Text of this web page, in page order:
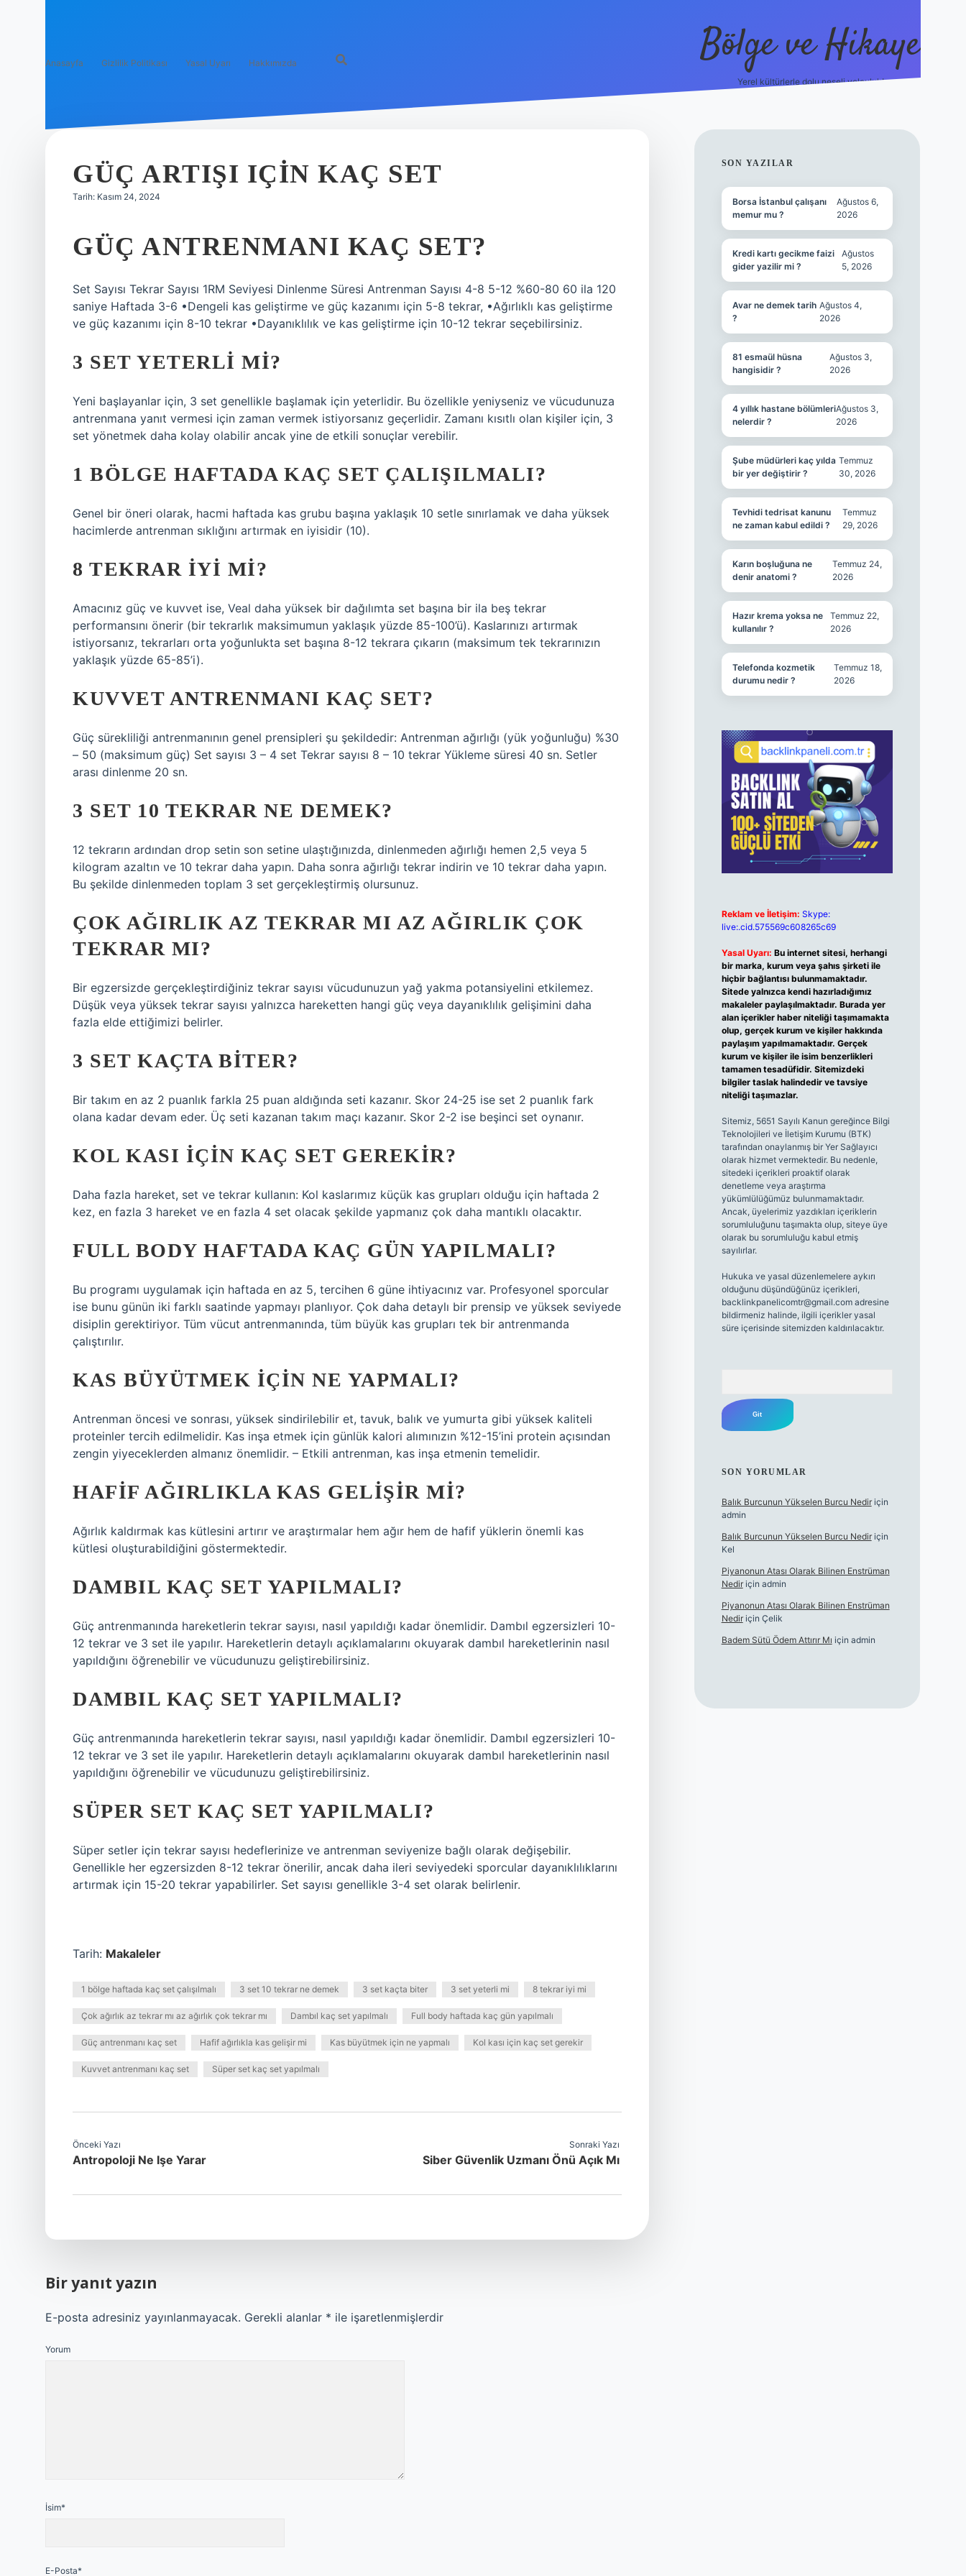
Anasayfa Gizlilik Politikası Yasal Uyarı Hakkımızda Bölge ve Hikaye
Yerel kültürlerle dolu neşeli yolculuk!
GÜÇ ARTIŞI IÇIN KAÇ SET
Tarih: Kasım 24, 2024
GÜÇ ANTRENMANI KAÇ SET?
Set Sayısı Tekrar Sayısı 1RM Seviyesi Dinlenme Süresi Antrenman Sayısı 4-8 5-12 %60-80 60 ila 120
saniye Haftada 3-6 •Dengeli kas geliştirme ve güç kazanımı için 5-8 tekrar, •Ağırlıklı kas geliştirme
ve güç kazanımı için 8-10 tekrar •Dayanıklılık ve kas geliştirme için 10-12 tekrar seçebilirsiniz.
3 SET YETERLI MI?
Yeni başlayanlar için, 3 set genellikle başlamak için yeterlidir. Bu özellikle yeniyseniz ve vücudunuza
antrenmana yanıt vermesi için zaman vermek istiyorsanız geçerlidir. Zamanı kısıtlı olan kişiler için, 3
set yönetmek daha kolay olabilir ancak yine de etkili sonuçlar verebilir.
1 BÖLGE HAFTADA KAÇ SET ÇALIŞILMALI?
Genel bir öneri olarak, hacmi haftada kas grubu başına yaklaşık 10 setle sınırlamak ve daha yüksek
hacimlerde antrenman sıklığını artırmak en iyisidir (10).
8 TEKRAR IYI MI?
Amacınız güç ve kuvvet ise, Veal daha yüksek bir dağılımta set başına bir ila beş tekrar
performansını önerir (bir tekrarlık maksimumun yaklaşık yüzde 85-100’ü). Kaslarınızı artırmak
istiyorsanız, tekrarları orta yoğunlukta set başına 8-12 tekrara çıkarın (maksimum tek tekrarınızın
yaklaşık yüzde 65-85’i).
KUVVET ANTRENMANI KAÇ SET?
Güç sürekliliği antrenmanının genel prensipleri şu şekildedir: Antrenman ağırlığı (yük yoğunluğu) %30
– 50 (maksimum güç) Set sayısı 3 – 4 set Tekrar sayısı 8 – 10 tekrar Yükleme süresi 40 sn. Setler
arası dinlenme 20 sn.
3 SET 10 TEKRAR NE DEMEK?
12 tekrarın ardından drop setin son setine ulaştığınızda, dinlenmeden ağırlığı hemen 2,5 veya 5
kilogram azaltın ve 10 tekrar daha yapın. Daha sonra ağırlığı tekrar indirin ve 10 tekrar daha yapın.
Bu şekilde dinlenmeden toplam 3 set gerçekleştirmiş olursunuz.
ÇOK AĞIRLIK AZ TEKRAR MI AZ AĞIRLIK ÇOK
TEKRAR MI?
Bir egzersizde gerçekleştirdiğiniz tekrar sayısı vücudunuzun yağ yakma potansiyelini etkilemez.
Düşük veya yüksek tekrar sayısı yalnızca hareketten hangi güç veya dayanıklılık gelişimini daha
fazla elde ettiğimizi belirler.
3 SET KAÇTA BITER?
Bir takım en az 2 puanlık farkla 25 puan aldığında seti kazanır. Skor 24-25 ise set 2 puanlık fark
olana kadar devam eder. Üç seti kazanan takım maçı kazanır. Skor 2-2 ise beşinci set oynanır.
KOL KASI IÇIN KAÇ SET GEREKIR?
Daha fazla hareket, set ve tekrar kullanın: Kol kaslarımız küçük kas grupları olduğu için haftada 2
kez, en fazla 3 hareket ve en fazla 4 set olacak şekilde yapmanız çok daha mantıklı olacaktır.
FULL BODY HAFTADA KAÇ GÜN YAPILMALI?
Bu programı uygulamak için haftada en az 5, tercihen 6 güne ihtiyacınız var. Profesyonel sporcular
ise bunu günün iki farklı saatinde yapmayı planlıyor. Çok daha detaylı bir prensip ve yüksek seviyede
disiplin gerektiriyor. Tüm vücut antrenmanında, tüm büyük kas grupları tek bir antrenmanda
çalıştırılır.
KAS BÜYÜTMEK IÇIN NE YAPMALI?
Antrenman öncesi ve sonrası, yüksek sindirilebilir et, tavuk, balık ve yumurta gibi yüksek kaliteli
proteinler tercih edilmelidir. Kas inşa etmek için günlük kalori alımınızın %12-15’ini protein açısından
zengin yiyeceklerden almanız önemlidir. – Etkili antrenman, kas inşa etmenin temelidir.
HAFIF AĞIRLIKLA KAS GELIŞIR MI?
Ağırlık kaldırmak kas kütlesini artırır ve araştırmalar hem ağır hem de hafif yüklerin önemli kas
kütlesi oluşturabildiğini göstermektedir.
DAMBIL KAÇ SET YAPILMALI?
Güç antrenmanında hareketlerin tekrar sayısı, nasıl yapıldığı kadar önemlidir. Dambıl egzersizleri 10-
12 tekrar ve 3 set ile yapılır. Hareketlerin detaylı açıklamalarını okuyarak dambıl hareketlerinin nasıl
yapıldığını öğrenebilir ve vücudunuzu geliştirebilirsiniz.
DAMBIL KAÇ SET YAPILMALI?
Güç antrenmanında hareketlerin tekrar sayısı, nasıl yapıldığı kadar önemlidir. Dambıl egzersizleri 10-
12 tekrar ve 3 set ile yapılır. Hareketlerin detaylı açıklamalarını okuyarak dambıl hareketlerinin nasıl
yapıldığını öğrenebilir ve vücudunuzu geliştirebilirsiniz.
SÜPER SET KAÇ SET YAPILMALI?
Süper setler için tekrar sayısı hedeflerinize ve antrenman seviyenize bağlı olarak değişebilir.
Genellikle her egzersizden 8-12 tekrar önerilir, ancak daha ileri seviyedeki sporcular dayanıklılıklarını
artırmak için 15-20 tekrar yapabilirler. Set sayısı genellikle 3-4 set olarak belirlenir.
Tarih: Makaleler
1 bölge haftada kaç set çalışılmalı 3 set 10 tekrar ne demek 3 set kaçta biter 3 set yeterli mi 8 tekrar iyi mi
Çok ağırlık az tekrar mı az ağırlık çok tekrar mı Dambıl kaç set yapılmalı Full body haftada kaç gün yapılmalı
Güç antrenmanı kaç set Hafif ağırlıkla kas gelişir mi Kas büyütmek için ne yapmalı Kol kası için kaç set gerekir
Kuvvet antrenmanı kaç set Süper set kaç set yapılmalı
Önceki Yazı
Antropoloji Ne Işe Yarar
Sonraki Yazı
Siber Güvenlik Uzmanı Önü Açık Mı
Bir yanıt yazın
E-posta adresiniz yayınlanmayacak. Gerekli alanlar * ile işaretlenmişlerdir
Yorum
İsim*
E-Posta*
SIDEBAR
SON YAZILAR
Borsa İstanbul çalışanı
memur mu ?
Ağustos 6,
2026
Kredi kartı gecikme faizi
gider yazilir mi ?
Ağustos
5, 2026
Avar ne demek tarih
?
Ağustos 4,
2026
81 esmaül hüsna
hangisidir ?
Ağustos 3,
2026
4 yıllık hastane bölümleri
nelerdir ?
Ağustos 3,
2026
Şube müdürleri kaç yılda
bir yer değiştirir ?
Temmuz
30, 2026
Tevhidi tedrisat kanunu
ne zaman kabul edildi ?
Temmuz
29, 2026
Karın boşluğuna ne
denir anatomi ?
Temmuz 24,
2026
Hazır krema yoksa ne
kullanılır ?
Temmuz 22,
2026
Telefonda kozmetik
durumu nedir ?
Temmuz 18,
2026
Reklam ve İletişim: Skype:
live:.cid.575569c608265c69
Yasal Uyarı: Bu internet sitesi, herhangi
bir marka, kurum veya şahıs şirketi ile
hiçbir bağlantısı bulunmamaktadır.
Sitede yalnızca kendi hazırladığımız
makaleler paylaşılmaktadır. Burada yer
alan içerikler haber niteliği taşımamakta
olup, gerçek kurum ve kişiler hakkında
paylaşım yapılmamaktadır. Gerçek
kurum ve kişiler ile isim benzerlikleri
tamamen tesadüfidir. Sitemizdeki
bilgiler taslak halindedir ve tavsiye
niteliği taşımazlar.
Sitemiz, 5651 Sayılı Kanun gereğince Bilgi
Teknolojileri ve İletişim Kurumu (BTK)
tarafından onaylanmış bir Yer Sağlayıcı
olarak hizmet vermektedir. Bu nedenle,
sitedeki içerikleri proaktif olarak
denetleme veya araştırma
yükümlülüğümüz bulunmamaktadır.
Ancak, üyelerimiz yazdıkları içeriklerin
sorumluluğunu taşımakta olup, siteye üye
olarak bu sorumluluğu kabul etmiş
sayılırlar.
Hukuka ve yasal düzenlemelere aykırı
olduğunu düşündüğünüz içerikleri,
backlinkpanelicomtr@gmail.comadresine
bildirmeniz halinde, ilgili içerikler yasal
süre içerisinde sitemizden kaldırılacaktır.
SON YORUMLAR
Balık Burcunun Yükselen Burcu Nediriçin
admin
Balık Burcunun Yükselen Burcu Nediriçin
Kel
Piyanonun Atası Olarak Bilinen Enstrüman
Nediriçin admin
Piyanonun Atası Olarak Bilinen Enstrüman
Nediriçin Çelik
Badem Sütü Ödem Attırır Mı için admin
grand opera bet